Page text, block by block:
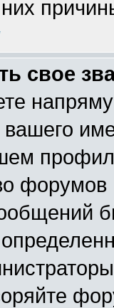
свое
вашего
форумов